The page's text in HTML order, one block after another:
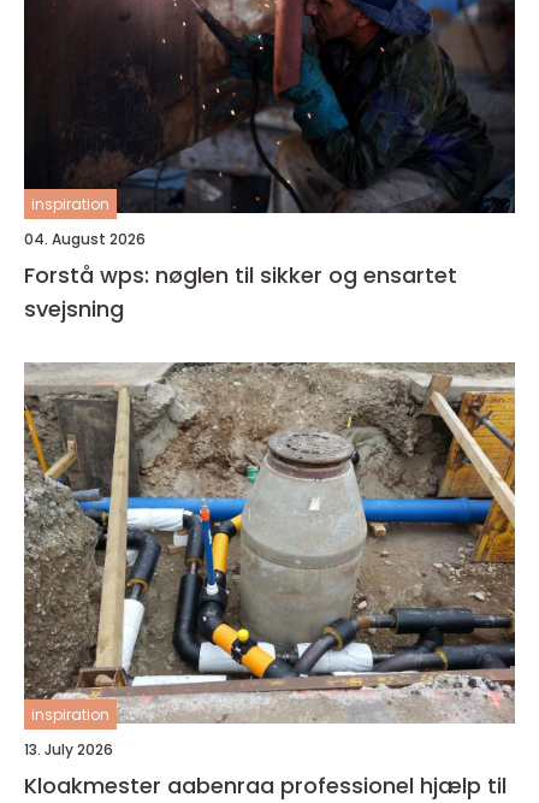
inspiration
04. August 2026
Forstå wps: nøglen til sikker og ensartet
svejsning
inspiration
13. July 2026
Kloakmester aabenraa professionel hjælp til